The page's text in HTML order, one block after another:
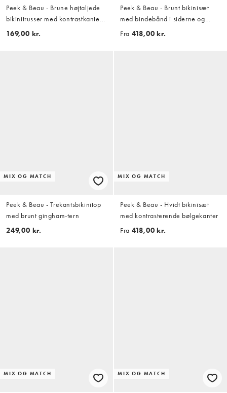
Peek & Beau - Brune højtaljede
bikinitrusser med kontrastkanter
og hvide polkaprikker
169,00 kr.
Peek & Beau - Brunt bikinisæt
med bindebånd i siderne og
gingham-tern
Fra 418,00 kr.
MIX OG MATCH
Peek & Beau - Trekantsbikinitop
med brunt gingham-tern
249,00 kr.
MIX OG MATCH
Peek & Beau - Hvidt bikinisæt
med kontrasterende bølgekanter
Fra 418,00 kr.
MIX OG MATCH MIX OG MATCH